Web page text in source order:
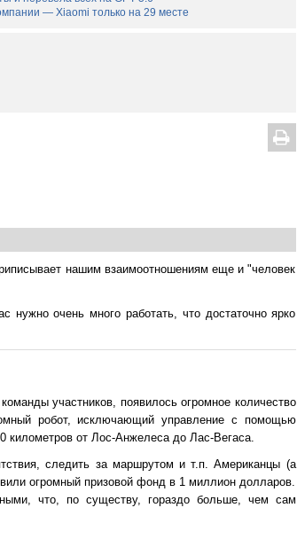
— Xiaomi только на 29 месте
нашим взаимоотношениям еще и "человек
очень много работать, что достаточно ярко
участников, появилось огромное количество
робот, исключающий управление с помощью
километров от Лос-Анжелеса до Лас-Вегаса.
следить за маршрутом и т.п. Американцы (а
огромный призовой фонд в 1 миллион долларов.
что, по существу, гораздо больше, чем сам